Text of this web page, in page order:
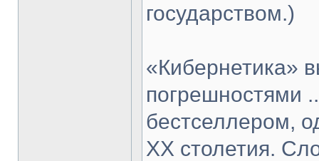
государством.)
«Кибернетика»
погрешностями
бестселлером,
XX столетия.